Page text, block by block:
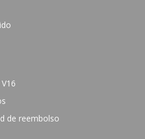
de reembolso